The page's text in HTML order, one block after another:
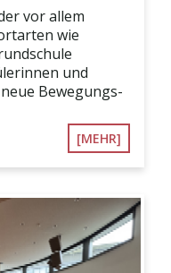
vor allem
wie
und
Bewegungs-
[MEHR]